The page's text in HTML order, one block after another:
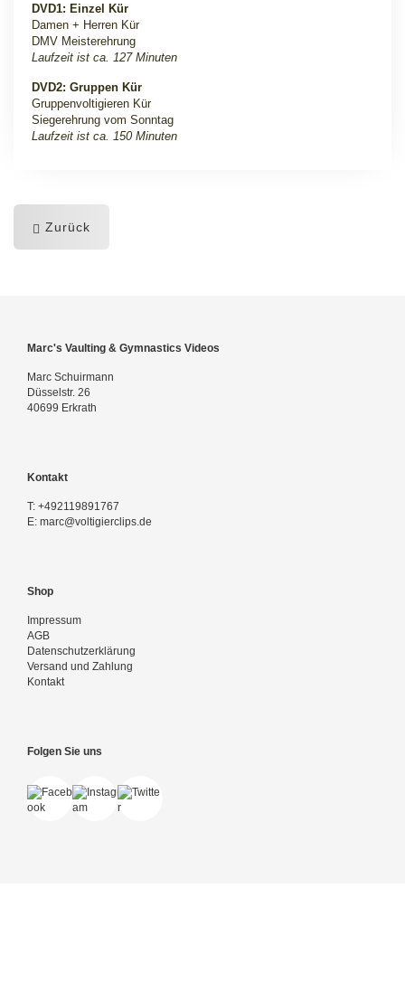
DVD1: Einzel Kür
Damen + Herren Kür
DMV Meisterehrung
Laufzeit ist ca. 127 Minuten
DVD2: Gruppen Kür
Gruppenvoltigieren Kür
Siegerehrung vom Sonntag
Laufzeit ist ca. 150 Minuten
Zurück
Marc's Vaulting & Gymnastics Videos
Marc Schuirmann
Düsselstr. 26
40699 Erkrath
Kontakt
T: +492119891767
E: marc@voltigierclips.de
Shop
Impressum
AGB
Datenschutzerklärung
Versand und Zahlung
Kontakt
Folgen Sie uns